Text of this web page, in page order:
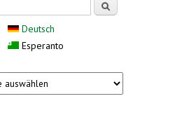
Deutsch
Esperanto